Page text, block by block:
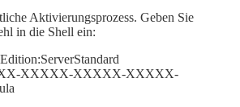
Aktivierungsprozess. Geben Sie
in die Shell ein:
XXXXX-XXXXX-XXXXX-